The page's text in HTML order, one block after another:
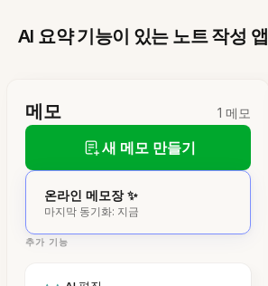
AI 요약 기능이 있는 노트 작성 앱
메모 1 메모
새 메모 만들기
온라인 메모장 ✨
마지막 동기화: 지금
추가 기능